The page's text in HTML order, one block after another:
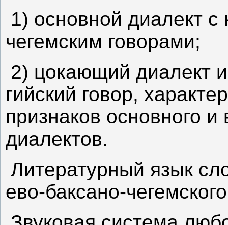
1) основной диалект с
чегемским говорами;
2) цокающий диалект
гийский говор,
признаков основного и
диалектов.
Литературный язык
ево-баксано-